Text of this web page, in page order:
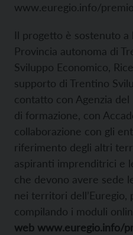
www.euregio.info/
Il progetto è sostenuto a
Provincia autonoma di
Sviluppo Economico,
supporto di Trentino
contatto con Agenzia
di formazione, con
collaborazione con gli
riferimento degli altri
aspiranti imprenditrici e
che devono avere sede
nei territori dell’Euregio,
compilando i moduli
web www.euregio.info/